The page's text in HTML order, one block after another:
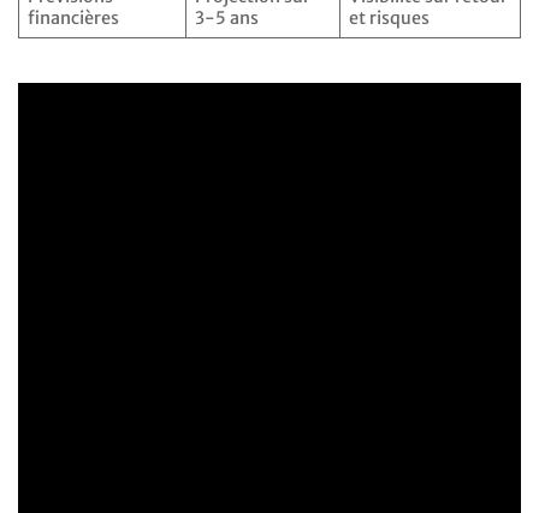
financières
3-5 ans
et risques